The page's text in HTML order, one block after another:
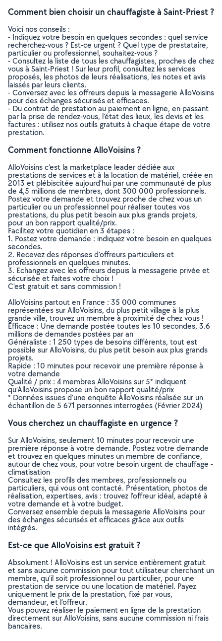
Comment bien choisir un chauffagiste à Saint-Priest ?
Voici nos conseils :
- Indiquez votre besoin en quelques secondes : quel service
recherchez-vous ? Est-ce urgent ? Quel type de prestataire,
particulier ou professionnel, souhaitez-vous ?
- Consultez la liste de tous les chauffagistes, proches de chez
vous à Saint-Priest ! Sur leur profil, consultez les services
proposés, les photos de leurs réalisations, les notes et avis
laissés par leurs clients.
- Conversez avec les offreurs depuis la messagerie AlloVoisins
pour des échanges sécurisés et efficaces.
- Du contrat de prestation au paiement en ligne, en passant
par la prise de rendez-vous, l’état des lieux, les devis et les
factures : utilisez nos outils gratuits à chaque étape de votre
prestation.
Comment fonctionne AlloVoisins ?
AlloVoisins c’est la marketplace leader dédiée aux
prestations de services et à la location de matériel, créée en
2013 et plébiscitée aujourd’hui par une communauté de plus
de 4,5 millions de membres, dont 300 000 professionnels.
Postez votre demande et trouvez proche de chez vous un
particulier ou un professionnel pour réaliser toutes vos
prestations, du plus petit besoin aux plus grands projets,
pour un bon rapport qualité/prix.
Facilitez votre quotidien en 3 étapes :
1. Postez votre demande : indiquez votre besoin en quelques
secondes.
2. Recevez des réponses d’offreurs particuliers et
professionnels en quelques minutes.
3. Echangez avec les offreurs depuis la messagerie privée et
sécurisée et faites votre choix !
C’est gratuit et sans commission !
AlloVoisins partout en France : 35 000 communes
représentées sur AlloVoisins, du plus petit village à la plus
grande ville, trouvez un membre à proximité de chez vous !
Efficace : Une demande postée toutes les 10 secondes, 3.6
millions de demandes postées par an
Généraliste : 1 250 types de besoins différents, tout est
possible sur AlloVoisins, du plus petit besoin aux plus grands
projets.
Rapide : 10 minutes pour recevoir une première réponse à
votre demande
Qualité / prix : 4 membres AlloVoisins sur 5* indiquent
qu’AlloVoisins propose un bon rapport qualité/prix
* Données issues d’une enquête AlloVoisins réalisée sur un
échantillon de 5 671 personnes interrogées (Février 2024)
Vous cherchez un chauffagiste en urgence ?
Sur AlloVoisins, seulement 10 minutes pour recevoir une
première réponse à votre demande. Postez votre demande
et trouvez en quelques minutes un membre de confiance,
autour de chez vous, pour votre besoin urgent de chauffage -
climatisation
Consultez les profils des membres, professionnels ou
particuliers, qui vous ont contacté. Présentation, photos de
réalisation, expertises, avis : trouvez l'offreur idéal, adapté à
votre demande et à votre budget.
Conversez ensemble depuis la messagerie AlloVoisins pour
des échanges sécurisés et efficaces grâce aux outils
intégrés.
Est-ce que AlloVoisins est gratuit ?
Absolument ! AlloVoisins est un service entièrement gratuit
et sans aucune commission pour tout utilisateur cherchant un
membre, qu’il soit professionnel ou particulier, pour une
prestation de service ou une location de matériel. Payez
uniquement le prix de la prestation, fixé par vous,
demandeur, et l’offreur.
Vous pouvez réaliser le paiement en ligne de la prestation
directement sur AlloVoisins, sans aucune commission ni frais
bancaires.